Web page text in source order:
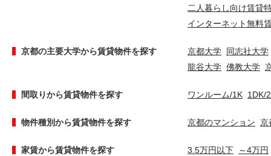
二人暮らし向け賃貸
インターネット無料
京都の主要大学から賃貸物件を探す 京都大学 同志社大学
龍谷大学 佛教大学
間取りから賃貸物件を探す ワンルーム/1K 1DK/
物件種別から賃貸物件を探す 京都のマンション 京
家賃から賃貸物件を探す 3.5万円以下 ～4万円